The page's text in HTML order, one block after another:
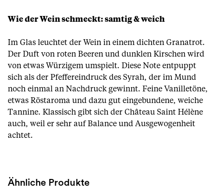
Wie der Wein schmeckt: samtig & weich
Im Glas leuchtet der Wein in einem dichten Granatrot.
Der Duft von roten Beeren und dunklen Kirschen wird
von etwas Würzigem umspielt. Diese Note entpuppt
sich als der Pfeffereindruck des Syrah, der im Mund
noch einmal an Nachdruck gewinnt. Feine Vanilletöne,
etwas Röstaroma und dazu gut eingebundene, weiche
Tannine. Klassisch gibt sich der Château Saint Hélène
auch, weil er sehr auf Balance und Ausgewogenheit
achtet.
Ähnliche Produkte